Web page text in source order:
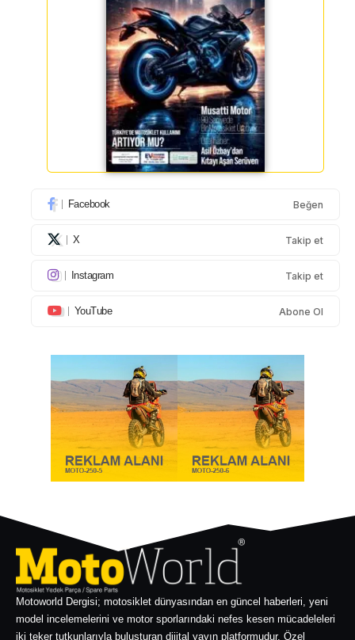
Facebook Beğen
X Takip et
Instagram Takip et
YouTube Abone Ol
Motoworld Dergisi; motosiklet dünyasından en güncel haberleri, yeni
model incelemelerini ve motor sporlarındaki nefes kesen mücadeleleri
iki teker tutkunlarıyla buluşturan dijital yayın platformudur. Özel